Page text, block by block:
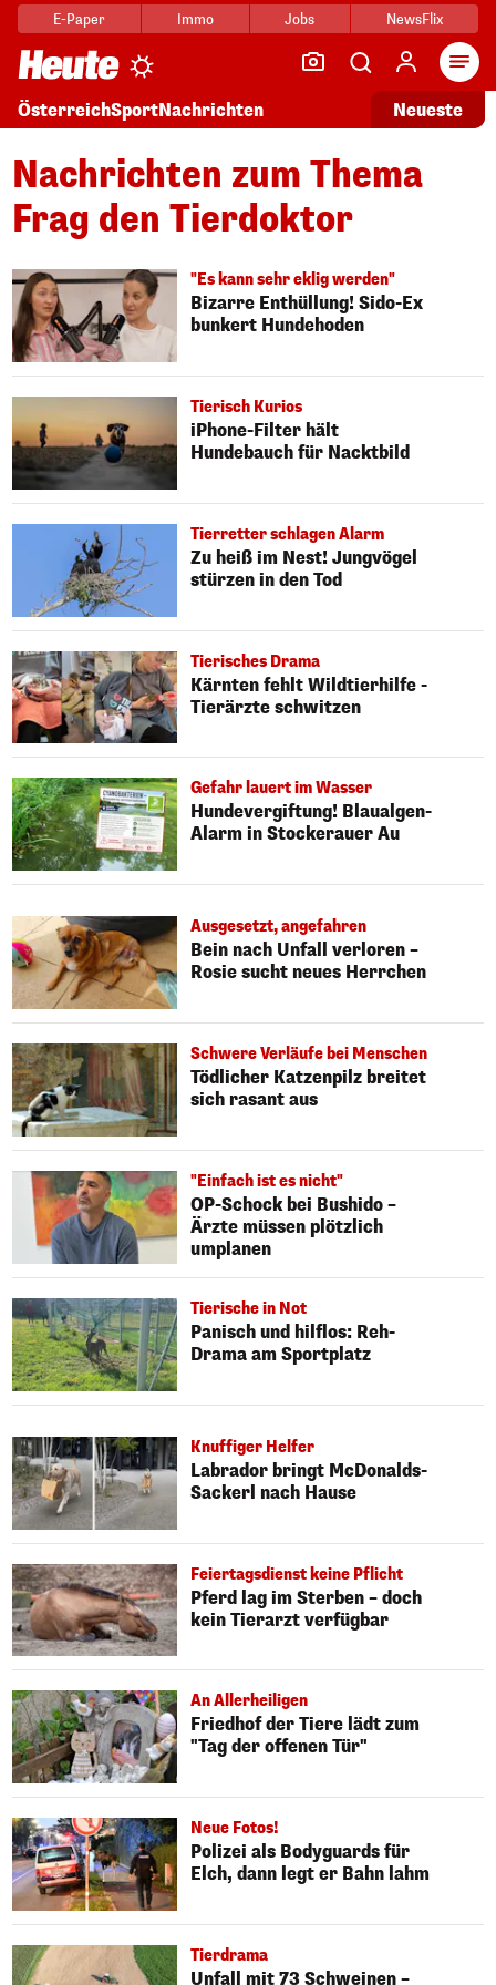
E-Paper Immo Jobs NewsFlix
ÖsterreichSportNachrichten Neueste
Nachrichten zum Thema
Frag den Tierdoktor
"Es kann sehr eklig werden"
Bizarre Enthüllung! Sido-Ex
bunkert Hundehoden
Tierisch Kurios
iPhone-Filter hält
Hundebauch für Nacktbild
Tierretter schlagen Alarm
Zu heiß im Nest! Jungvögel
stürzen in den Tod
Tierisches Drama
Kärnten fehlt Wildtierhilfe -
Tierärzte schwitzen
Gefahr lauert im Wasser
Hundevergiftung! Blaualgen-
Alarm in Stockerauer Au
Ausgesetzt, angefahren
Bein nach Unfall verloren –
Rosie sucht neues Herrchen
Schwere Verläufe bei Menschen
Tödlicher Katzenpilz breitet
sich rasant aus
"Einfach ist es nicht"
OP-Schock bei Bushido –
Ärzte müssen plötzlich
umplanen
Tierische in Not
Panisch und hilflos: Reh-
Drama am Sportplatz
Knuffiger Helfer
Labrador bringt McDonalds-
Sackerl nach Hause
Feiertagsdienst keine Pflicht
Pferd lag im Sterben – doch
kein Tierarzt verfügbar
An Allerheiligen
Friedhof der Tiere lädt zum
"Tag der offenen Tür"
Neue Fotos!
Polizei als Bodyguards für
Elch, dann legt er Bahn lahm
Tierdrama
Unfall mit 73 Schweinen –